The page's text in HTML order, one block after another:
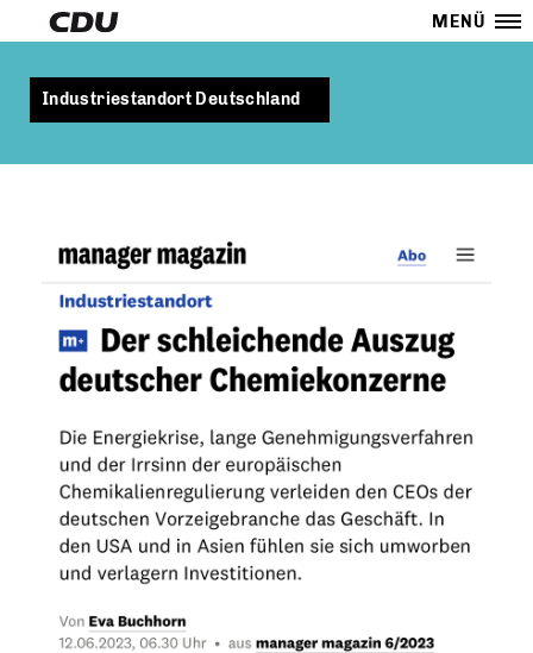
MENÜ
Industriestandort Deutschland